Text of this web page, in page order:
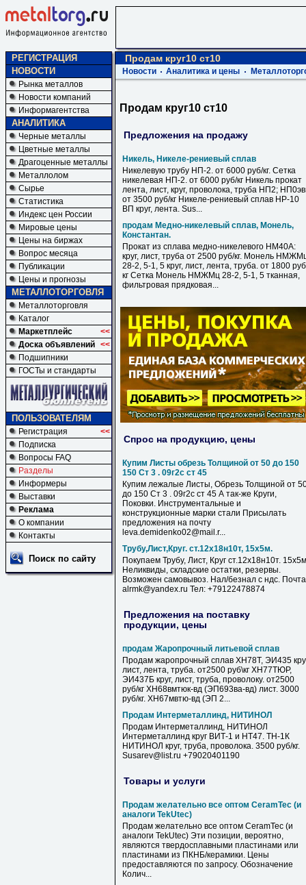
РЕГИСТРАЦИЯ
НОВОСТИ
Рынка металлов
Новости компаний
Информагентства
АНАЛИТИКА
Черные металлы
Цветные металлы
Драгоценные металлы
Металлолом
Сырье
Статистика
Индекс цен России
Мировые цены
Цены на биржах
Вопрос месяца
Публикации
Цены и прогнозы
МЕТАЛЛОТОРГОВЛЯ
Металлоторговля
Каталог
Маркетплейс
<<
Доска объявлений <<
Подшипники
ГОСТы и стандарты
ПОЛЬЗОВАТЕЛЯМ
Регистрация
<<
Подписка
Вопросы FAQ
Разделы
Информеры
Выставки
Реклама
О компании
Контакты
Поиск по сайту
Продам круг10 ст10
Новости Аналитика и цены
Продам круг10 ст10
Предложения на продажу
Никель, Никеле-рениевый сплав
Никелевую трубу НП-2. от 6000 руб/кг. Сетка
никелевая НП-2. от 6000 руб/кг Никель прокат
лента, лист, круг, проволока, труба НП2;
от 3500 руб/кг Никеле-рениевый сплав НР-10
ВП круг, лента. Sus...
продам Медно-никелевый сплав, Монель,
Константан.
Прокат из сплава медно-никелевого НМ40А:
круг, лист, труба от 2500 руб/кг. Монель
28-2, 5-1, 5 круг, лист, лента, труба. от 1800
кг Сетка Монель НМЖМц 28-2, 5-1, 5 тканная,
фильтровая прядковая...
Спрос на продукцию, цены
Купим Листы обрезь Толщиной от 50 до 150
150 Ст 3 . 09г2с ст 45
Купим лежалые Листы, Обрезь Толщиной от
до 150 Ст 3 . 09г2с ст 45 А так-же Круги,
Поковки. Инструментальные и
конструкционные марки стали Присылать
предложения на почту
leva.demidenko02@mail.r...
Трубу,Лист,Круг. ст.12х18н10т, 15х5м.
Покупаем Трубу, Лист, Круг ст.12х18н10т.
Неликвиды, складские остатки, резервы.
Возможен самовывоз. Нал/безнал с ндс.
alrmk@yandex.ru Тел: +79122478874
Предложения на поставку
продукции, цены
продам Жаропрочный литьевой сплав
Продам жаропрочный сплав ХН78Т, ЭИ435
лист, лента, труба. от2500 руб\кг ХН77ТЮР,
ЭИ437Б круг, лист, труба, проволоку. от2500
руб/кг ХН68вмтюк-вд (ЭП693ва-вд) лист. 3000
руб/кг. ХН67мвтю-вд (ЭП 2...
Продам Интерметаллинд, НИТИНОЛ
Продам Интерметаллинд, НИТИНОЛ
Интерметаллинд круг ВИТ-1 и НТ47. ТН-1К
НИТИНОЛ круг, труба, проволока. 3500 руб/кг.
Susarev@list.ru +79020401190
Товары и услуги
Продам желательно все оптом CeramTec (и
аналоги TekUtec)
Продам желательно все оптом CeramTec (и
аналоги TekUtec) Эти позиции, вероятно,
являются твердосплавными пластинами или
пластинами из ПКНБ/керамики. Цены
предоставляются по запросу. Обозначение
Колич...